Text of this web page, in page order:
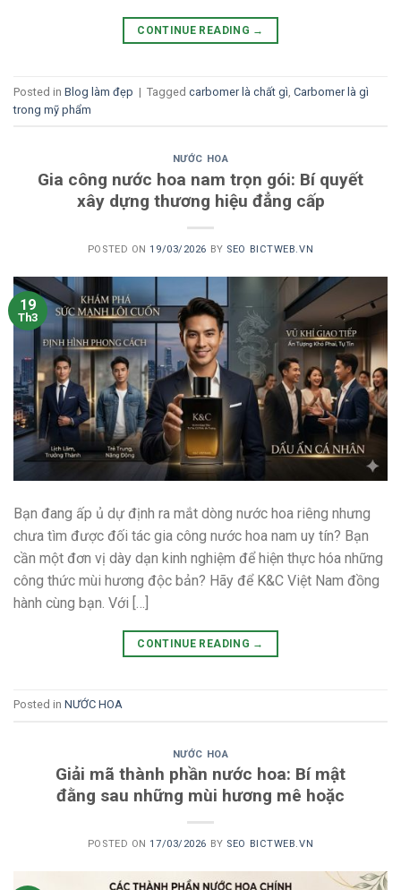
CONTINUE READING →
Posted in Blog làm đẹp | Tagged carbomer là chất gì Carbomer là gì
trong mỹ phẩm
NƯỚC HOA
Gia công nước hoa nam trọn gói: Bí quyết
xây dựng thương hiệu đẳng cấp
POSTED ON19/03/2026 BY SEO BICTWEB.VN
19
Th3
Bạn đang ấp ủ dự định ra mắt dòng nước hoa riêng nhưng
chưa tìm được đối tác gia công nước hoa nam uy tín? Bạn
cần một đơn vị dày dạn kinh nghiệm để hiện thực hóa những
công thức mùi hương độc bản? Hãy để K&C Việt Nam đồng
hành cùng bạn. Với […]
CONTINUE READING →
Posted in NƯỚC HOA
NƯỚC HOA
Giải mã thành phần nước hoa: Bí mật
đằng sau những mùi hương mê hoặc
POSTED ON17/03/2026 BY SEO BICTWEB.VN